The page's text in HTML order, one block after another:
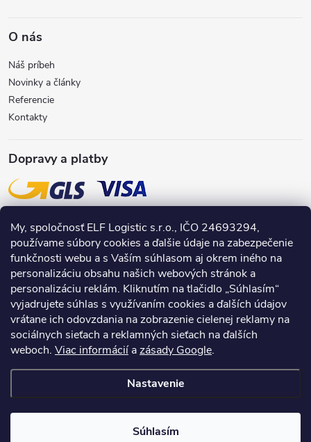
My, spoločnosť ELF Logistic s.r.o., IČO 24693294,
používame súbory cookies a ďalšie údaje na zabezpečenie
funkčnosti webu a s Vaším súhlasom aj okrem iného na
personalizáciu obsahu našich webových stránok a
personalizáciu reklám. Kliknutím na tlačidlo „Súhlasím“
vyjadrujete súhlas s využívaním cookies a ďalších údajov
vrátane ich odovzdania na zobrazenie cielenej reklamy na
sociálnych sieťach a reklamných sieťach na ďalších
weboch. Viac informáciíazásady Google.
Nastavenie
Súhlasím
O nás
Náš príbeh
Novinky a články
Referencie
Kontakty
Dopravy a platby
Copyright 2026INPRODUCTS.sk. Všetky práva vyhradené.